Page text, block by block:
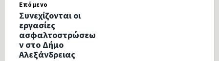
Επόμενο
Συνεχίζονται οι
εργασίες
ασφαλτοστρώσεω
ν στο Δήμο
Αλεξάνδρειας